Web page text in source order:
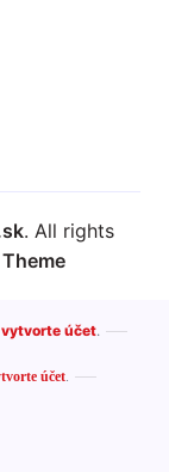
. All rights
vytvorte účet.